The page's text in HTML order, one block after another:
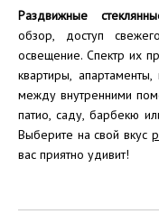
Раздвижные
обзор, доступ
освещение. Спектр их
квартиры,
между внутренними
патио, саду, барбекю
Выберите на свой вкус
вас приятно удивит!